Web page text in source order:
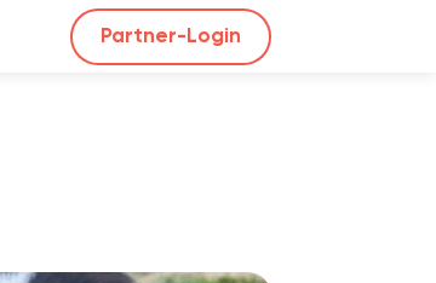
Partner-Login